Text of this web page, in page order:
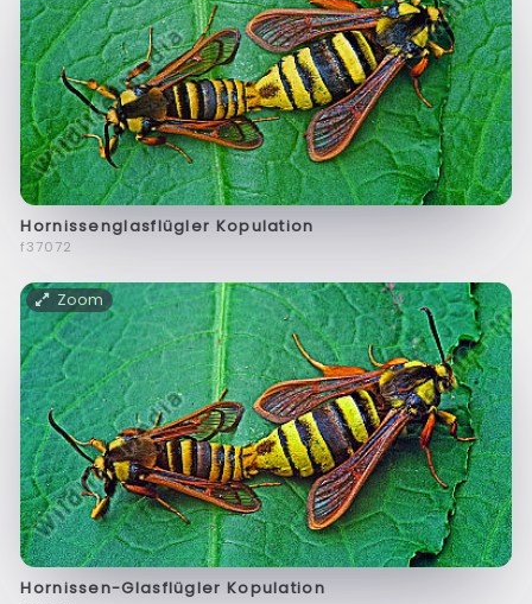
Hornissenglasflügler Kopulation
f37072
Zoom
Hornissen-Glasflügler Kopulation